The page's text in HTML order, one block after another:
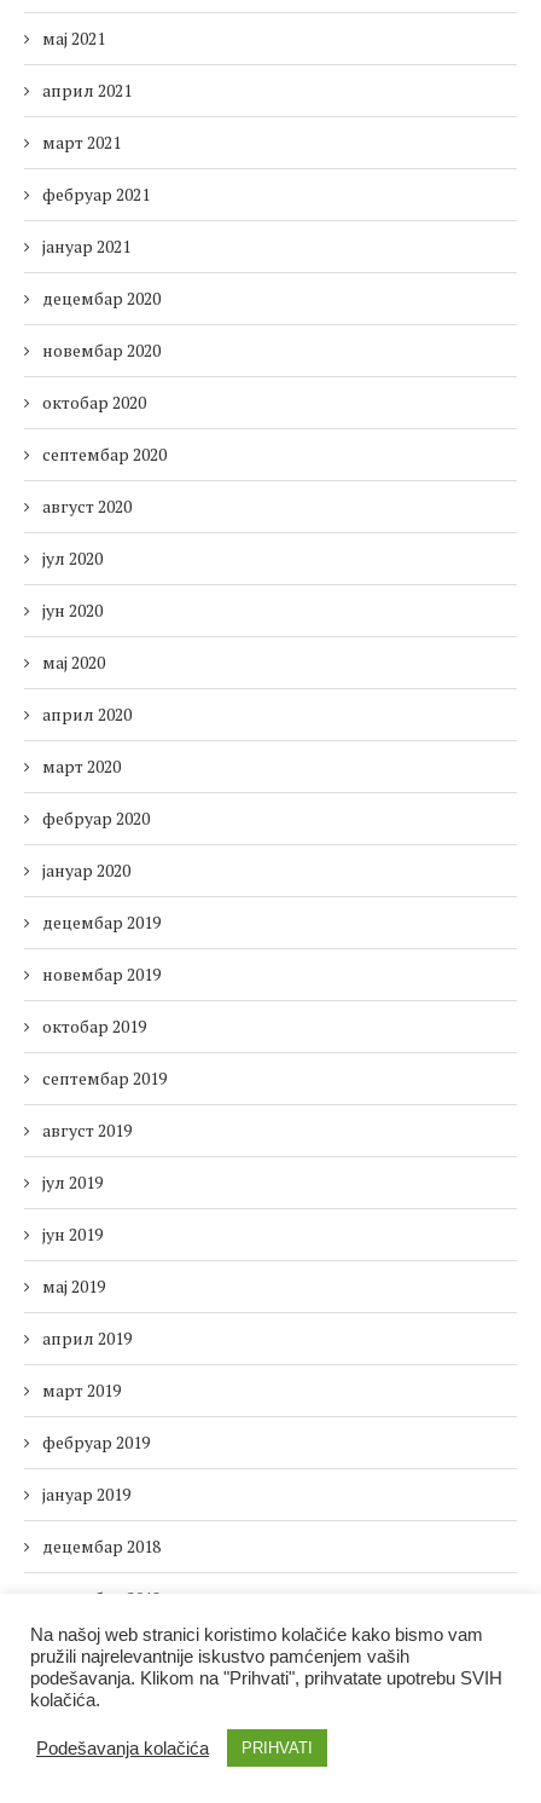
мај 2021
април 2021
март 2021
фебруар 2021
јануар 2021
децембар 2020
новембар 2020
октобар 2020
септембар 2020
август 2020
јул 2020
јун 2020
мај 2020
април 2020
март 2020
фебруар 2020
јануар 2020
децембар 2019
новембар 2019
октобар 2019
септембар 2019
август 2019
јул 2019
јун 2019
мај 2019
април 2019
март 2019
фебруар 2019
јануар 2019
децембар 2018
новембар 2018
октобар 2018
септембар 2018
август 2018
Na našoj web stranici koristimo kolačiće kako bismo vam
pružili najrelevantnije iskustvo pamćenjem vaših
podešavanja. Klikom na "Prihvati", prihvatate upotrebu SVIH
kolačića.
Podešavanja kolačića PRIHVATI